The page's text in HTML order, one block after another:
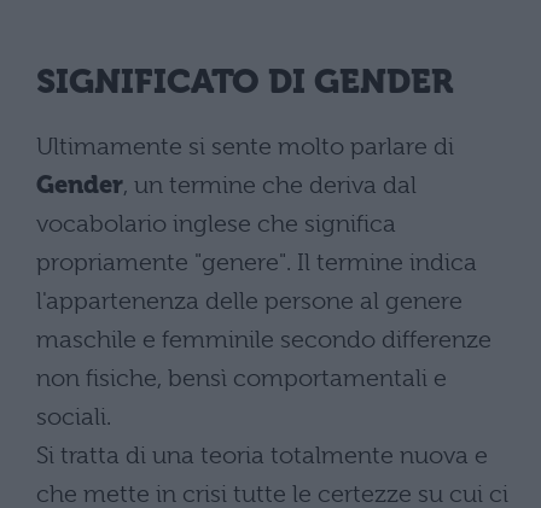
SIGNIFICATO DI GENDER
Ultimamente si sente molto parlare di
Gender, un termine che deriva dal
vocabolario inglese che significa
propriamente "genere". Il termine indica
l'appartenenza delle persone al genere
maschile e femminile secondo differenze
non fisiche, bensì comportamentali e
sociali.
Si tratta di una teoria totalmente nuova e
che mette in crisi tutte le certezze su cui ci